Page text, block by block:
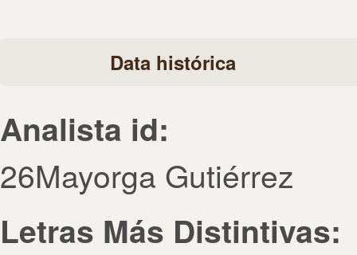
Data histórica
Analista id:
26Mayorga Gutiérrez
Letras Más Distintivas: